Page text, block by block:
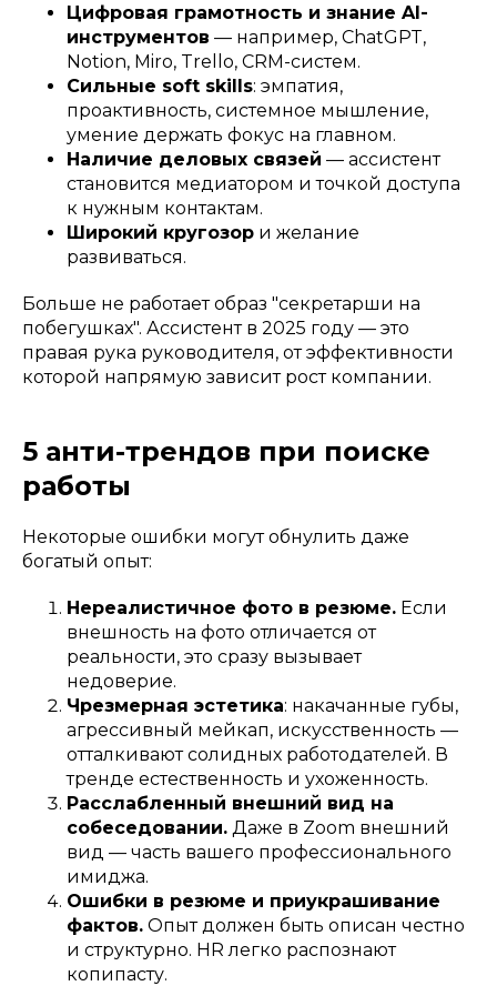
Цифровая грамотность и знание AI-
инструментов — например, ChatGPT,
Notion, Miro, Trello, CRM-систем.
Сильные soft skills: эмпатия,
проактивность, системное мышление,
умение держать фокус на главном.
Наличие деловых связей — ассистент
становится медиатором и точкой доступа
к нужным контактам.
Широкий кругозор и желание
развиваться.
Больше не работает образ "секретарши на
побегушках". Ассистент в 2025 году — это
правая рука руководителя, от эффективности
которой напрямую зависит рост компании.
5 анти-трендов при поиске
работы
Некоторые ошибки могут обнулить даже
богатый опыт:
Нереалистичное фото в резюме. Если
внешность на фото отличается от
реальности, это сразу вызывает
недоверие.
Чрезмерная эстетика: накачанные губы,
агрессивный мейкап, искусственность —
отталкивают солидных работодателей. В
тренде естественность и ухоженность.
Расслабленный внешний вид на
собеседовании. Даже в Zoom внешний
вид — часть вашего профессионального
имиджа.
Ошибки в резюме и приукрашивание
фактов. Опыт должен быть описан честно
и структурно. HR легко распознают
копипасту.